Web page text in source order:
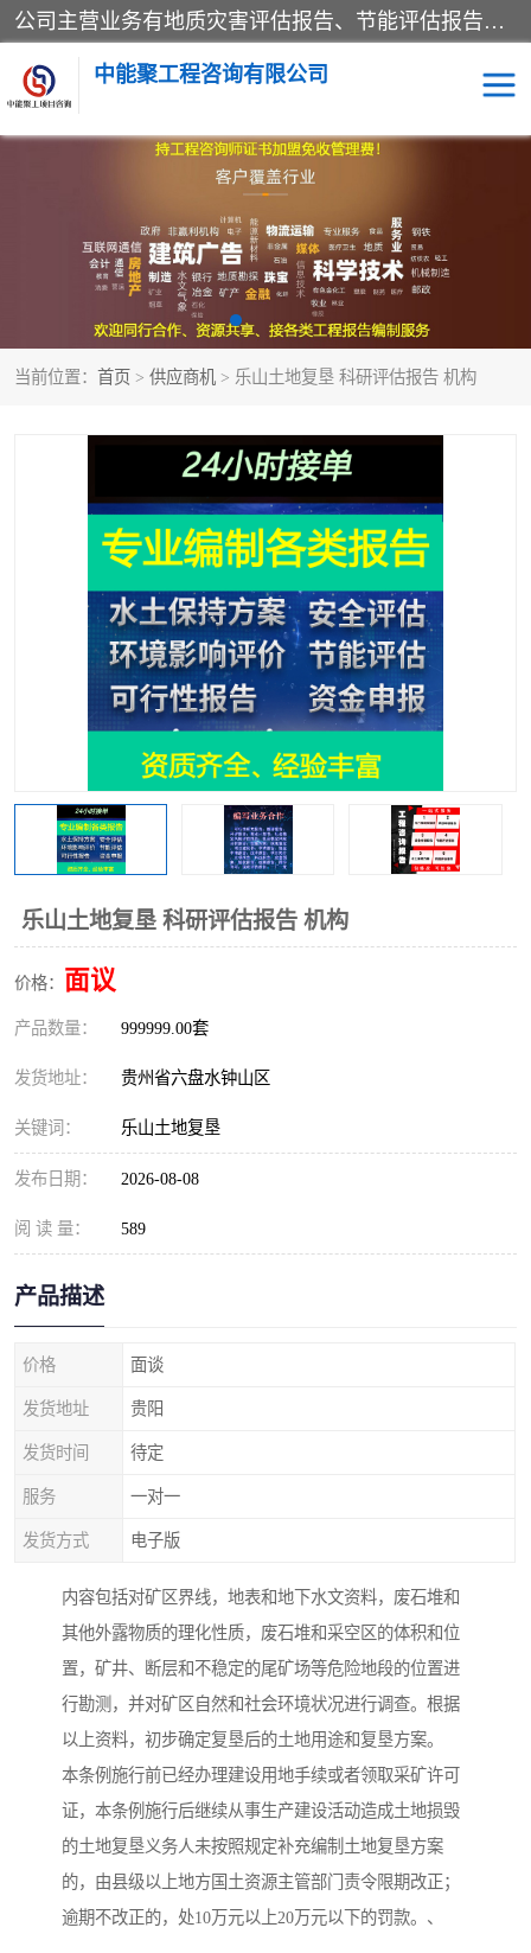
公司主营业务有地质灾害评估报告、节能评估报告、水土保持验收、水资源论证、土地复垦报告、项目可行性研究报告等。是经国家工商总局批准，在法律、法规、决定规定禁止的不得经营；法律、法规、决定规定应当许可（审批）的，经审批机关批准后凭许可（审批）文件经营;法律、法规，市场主体自主选择经营。
中能聚工程咨询有限公司
当前位置： 首页 > 供应商机 > 乐山土地复垦 科研评估报告 机构
乐山土地复垦 科研评估报告 机构
价格： 面议
产品数量： 999999.00套
发货地址： 贵州省六盘水钟山区
关键词： 乐山土地复垦
发布日期： 2026-08-08
阅 读 量： 589
产品描述
价格 面谈
发货地址 贵阳
发货时间 待定
服务 一对一
发货方式 电子版
内容包括对矿区界线，地表和地下水文资料，废石堆和
其他外露物质的理化性质，废石堆和采空区的体积和位
置，矿井、断层和不稳定的尾矿场等危险地段的位置进
行勘测，并对矿区自然和社会环境状况进行调查。根据
以上资料，初步确定复垦后的土地用途和复垦方案。
本条例施行前已经办理建设用地手续或者领取采矿许可
证，本条例施行后继续从事生产建设活动造成土地损毁
的土地复垦义务人未按照规定补充编制土地复垦方案
的，由县级以上地方国土资源主管部门责令限期改正；
逾期不改正的，处10万元以上20万元以下的罚款。、
水资源论证报告 土地复垦报告
地质灾害评估报告 工程项目验收报告
节能评估报告